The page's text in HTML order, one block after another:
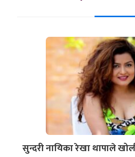
सुन्दरी नायिका रेखा थापाले